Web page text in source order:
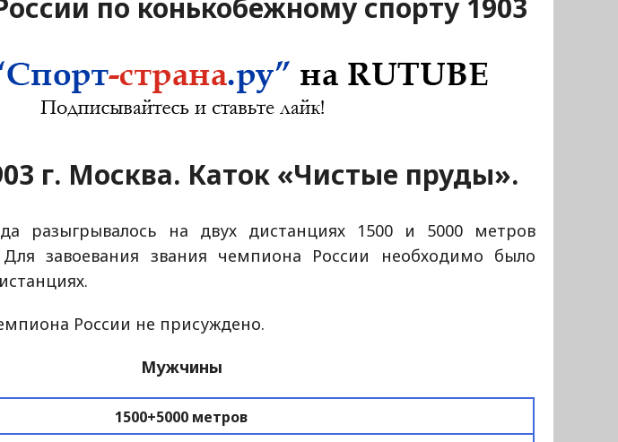
по конькобежному спорту 1903
г. Москва. Каток «Чистые пруды».
разыгрывалось на двух дистанциях 1500 и 5000 метров
завоевания звания чемпиона России необходимо было
России не присуждено.
Мужчины
1500+5000 метров